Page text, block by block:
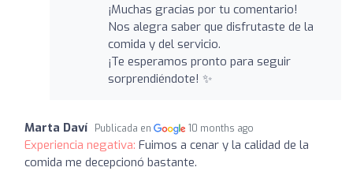
¡Muchas gracias por tu comentario!
Nos alegra saber que disfrutaste de la
comida y del servicio.
¡Te esperamos pronto para seguir
sorprendiéndote! ✨
Marta Daví Publicada en 10 months ago
Experiencia negativa: Fuimos a cenar y la calidad de la
comida me decepcionó bastante.